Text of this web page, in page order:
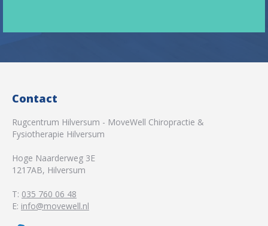
Contact
Rugcentrum Hilversum - MoveWell Chiropractie &
Fysiotherapie Hilversum
Hoge Naarderweg 3E
1217AB, Hilversum
T: 035 760 06 48
E: info@movewell.nl